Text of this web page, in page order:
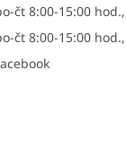
čt 8:00-15:00
čt 8:00-15:00